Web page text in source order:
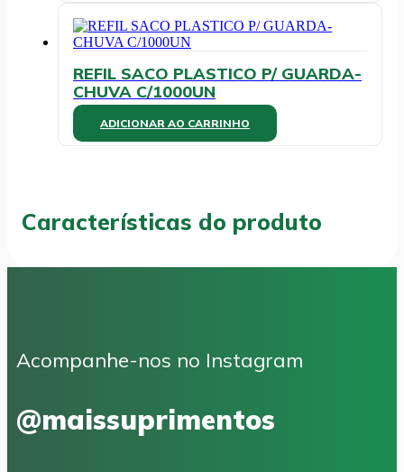
na
produto
REFIL SACO PLASTICO P/ GUARDA-
CHUVA C/1000UN
ADICIONAR AO CARRINHO
Características do produto
Acompanhe-nos no Instagram
@maissuprimentos